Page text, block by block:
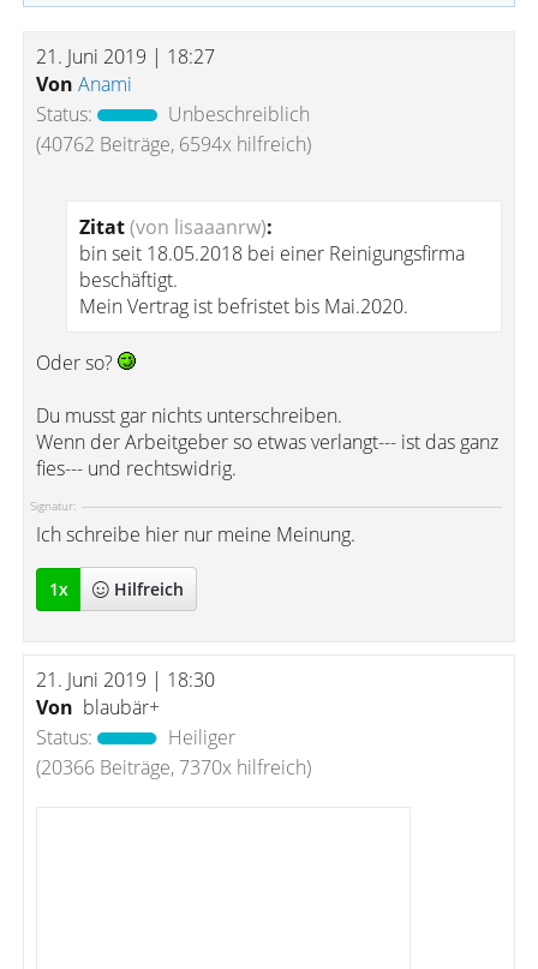
21. Juni 2019 | 18:27
Von Anami
Status:
Unbeschreiblich
(40762 Beiträge, 6594x hilfreich)
Zitat(von lisaaanrw):
bin seit 18.05.2018 bei einer Reinigungsfirma
beschäftigt.
Mein Vertrag ist befristet bis Mai.2020.
Oder so?
Du musst gar nichts unterschreiben.
Wenn der Arbeitgeber so etwas verlangt--- ist das ganz
fies--- und rechtswidrig.
Signatur:
Ich schreibe hier nur meine Meinung.
1x Hilfreich
21. Juni 2019 | 18:30
Von blaubär+
Status:
Heiliger
(20366 Beiträge, 7370x hilfreich)